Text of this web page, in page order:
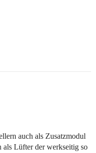
auch als Zusatzmodul
als Lüfter der werkseitig so